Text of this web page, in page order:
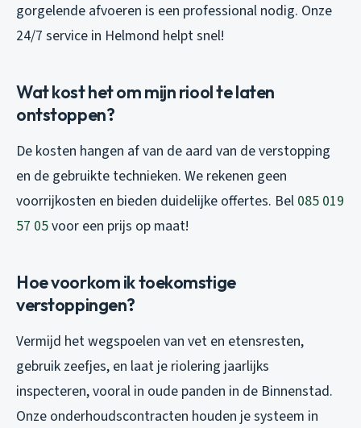
gorgelende afvoeren is een professional nodig. Onze
24/7 service in Helmond helpt snel!
Wat kost het om mijn riool te laten
ontstoppen?
De kosten hangen af van de aard van de verstopping
en de gebruikte technieken. We rekenen geen
voorrijkosten en bieden duidelijke offertes. Bel 085 019
57 05voor een prijs op maat!
Hoe voorkom ik toekomstige
verstoppingen?
Vermijd het wegspoelen van vet en etensresten,
gebruik zeefjes, en laat je riolering jaarlijks
inspecteren, vooral in oude panden in de Binnenstad.
Onze onderhoudscontracten houden je systeem in